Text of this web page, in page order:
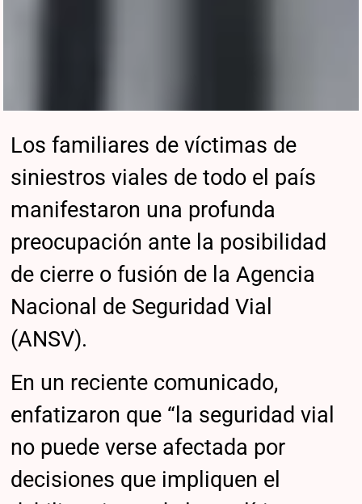
Los familiares de víctimas de
siniestros viales de todo el país
manifestaron una profunda
preocupación ante la posibilidad
de cierre o fusión de la Agencia
Nacional de Seguridad Vial
(ANSV).
En un reciente comunicado,
enfatizaron que “la seguridad vial
no puede verse afectada por
decisiones que impliquen el